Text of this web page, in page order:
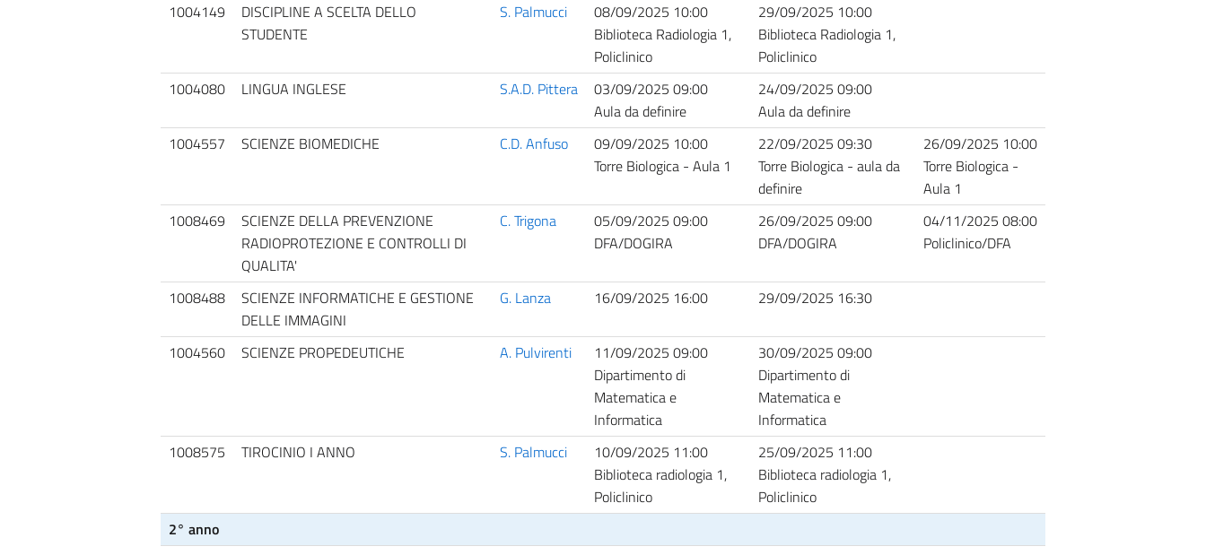
1004149
DISCIPLINE A SCELTA DELLO
STUDENTE
S. Palmucci
08/09/2025 10:00
Biblioteca Radiologia 1,
Policlinico
29/09/2025 10:00
Biblioteca Radiologia 1,
Policlinico
1004080
LINGUA INGLESE S.A.D. Pittera
03/09/2025 09:00
Aula da definire
24/09/2025 09:00
Aula da definire
1004557
SCIENZE BIOMEDICHE C.D. Anfuso
09/09/2025 10:00
Torre Biologica - Aula 1
22/09/2025 09:30
Torre Biologica - aula da
definire
26/09/2025 10:00
Torre Biologica -
Aula 1
1008469
SCIENZE DELLA PREVENZIONE
RADIOPROTEZIONE E CONTROLLI DI
QUALITA'
C. Trigona
05/09/2025 09:00
DFA/DOGIRA
26/09/2025 09:00
DFA/DOGIRA
04/11/2025 08:00
Policlinico/DFA
1008488
SCIENZE INFORMATICHE E GESTIONE
DELLE IMMAGINI
G. Lanza 16/09/2025 16:00 29/09/2025 16:30
1004560 SCIENZE PROPEDEUTICHE A. Pulvirenti
11/09/2025 09:00
Dipartimento di
Matematica e
Informatica
30/09/2025 09:00
Dipartimento di
Matematica e
Informatica
1008575
TIROCINIO I ANNO S. Palmucci
10/09/2025 11:00
Biblioteca radiologia 1,
Policlinico
25/09/2025 11:00
Biblioteca radiologia 1,
Policlinico
2° anno